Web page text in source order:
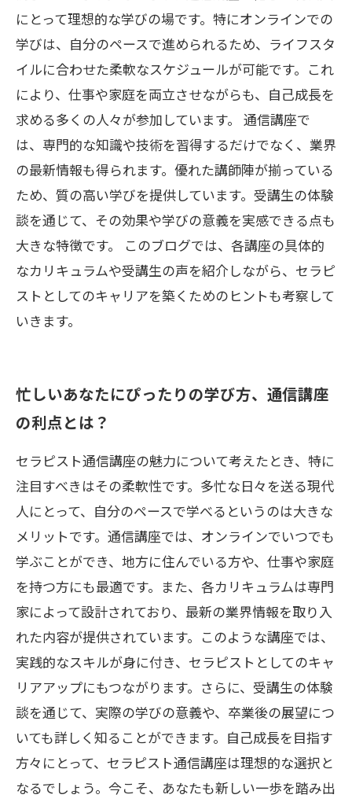
にとって理想的な学びの場です。特にオンラインでの
学びは、自分のペースで進められるため、ライフスタ
イルに合わせた柔軟なスケジュールが可能です。これ
により、仕事や家庭を両立させながらも、自己成長を
求める多くの人々が参加しています。 通信講座で
は、専門的な知識や技術を習得するだけでなく、業界
の最新情報も得られます。優れた講師陣が揃っている
ため、質の高い学びを提供しています。受講生の体験
談を通じて、その効果や学びの意義を実感できる点も
大きな特徴です。 このブログでは、各講座の具体的
なカリキュラムや受講生の声を紹介しながら、セラピ
ストとしてのキャリアを築くためのヒントも考察して
いきます。
忙しいあなたにぴったりの学び方、通信講座
の利点とは？
セラピスト通信講座の魅力について考えたとき、特に
注目すべきはその柔軟性です。多忙な日々を送る現代
人にとって、自分のペースで学べるというのは大きな
メリットです。通信講座では、オンラインでいつでも
学ぶことができ、地方に住んでいる方や、仕事や家庭
を持つ方にも最適です。また、各カリキュラムは専門
家によって設計されており、最新の業界情報を取り入
れた内容が提供されています。このような講座では、
実践的なスキルが身に付き、セラピストとしてのキャ
リアアップにもつながります。さらに、受講生の体験
談を通じて、実際の学びの意義や、卒業後の展望につ
いても詳しく知ることができます。自己成長を目指す
方々にとって、セラピスト通信講座は理想的な選択と
なるでしょう。今こそ、あなたも新しい一歩を踏み出